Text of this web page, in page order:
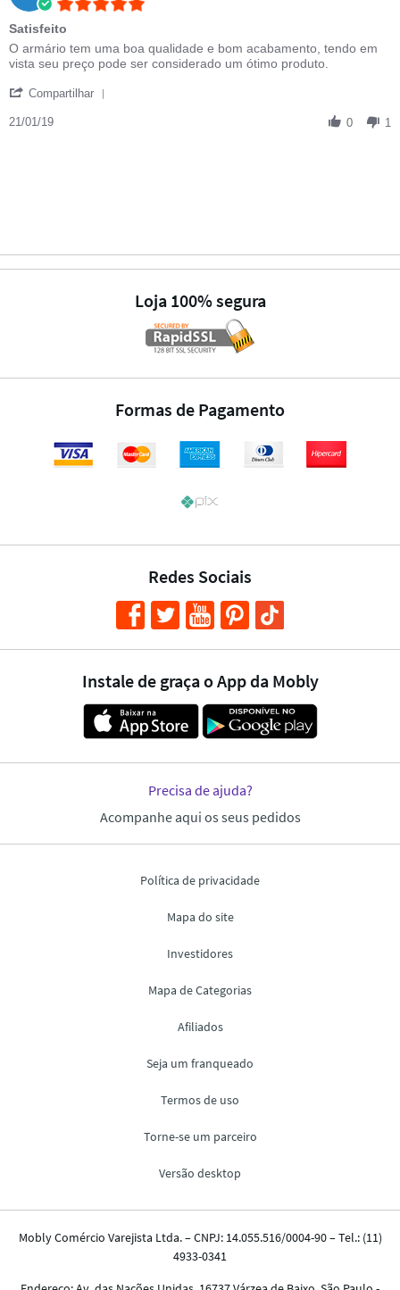
Satisfeito
Review by Marlon V. on 21 Jan 2019
review stating Satisfeito
O armário tem uma boa qualidade e bom acabamento, tendo em
vista seu preço pode ser considerado um ótimo produto.
Compartilhar
21/01/19 0 1